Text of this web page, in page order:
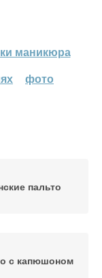
маникюра
фото
пальто
с капюшоном